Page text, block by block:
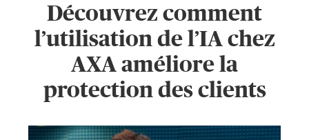
Découvrez comment
l’utilisation de l’IA chez
AXA améliore la
protection des clients